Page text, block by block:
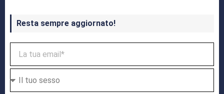
Resta sempre aggiornato!